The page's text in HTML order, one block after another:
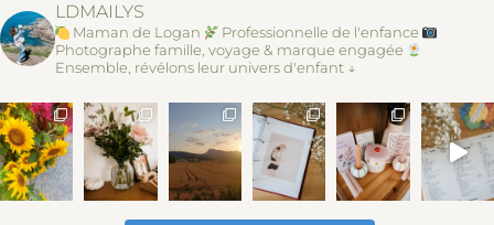
LDMAILYS
Maman de Logan
Professionnelle de l'enfance
Photographe famille, voyage & marque engagée
Ensemble, révélons leur univers d'enfant ↓